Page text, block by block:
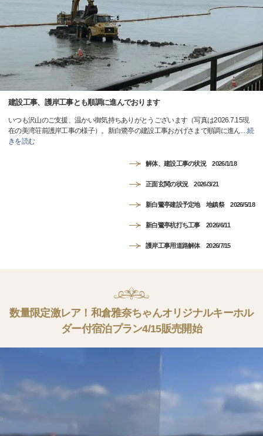
建設工事、護岸工事とも順調に進んでおります
いつも沢山のご支援、温かい御気持ちありがとうございます（写真は2026.7.15現
在の美湾荘前護岸工事の様子）。新白鷺亭の建設工事おかげさまで順調に進ん…続
きを読む
解体、建設工事の状況 2026/1/18
正面玄関の状況 2026/3/21
新白鷺亭建設予定地 地鎮祭 2026/5/18
新白鷺亭杭打ち工事 2026/6/11
護岸工事用道路解体 2026/7/15
数量限定激レア！和倉雅奈ちゃんオリジナルキーホル
ダー付宿泊プラン4/15販売開始